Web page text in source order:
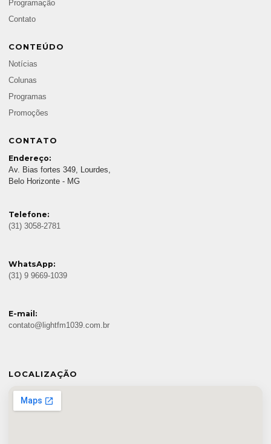
Programação
Contato
CONTEÚDO
Notícias
Colunas
Programas
Promoções
CONTATO
Endereço:
Av. Bias fortes 349, Lourdes,
Belo Horizonte - MG
Telefone:
(31) 3058-2781
WhatsApp:
(31) 9 9669-1039
E-mail:
contato@lightfm1039.com.br
LOCALIZAÇÃO